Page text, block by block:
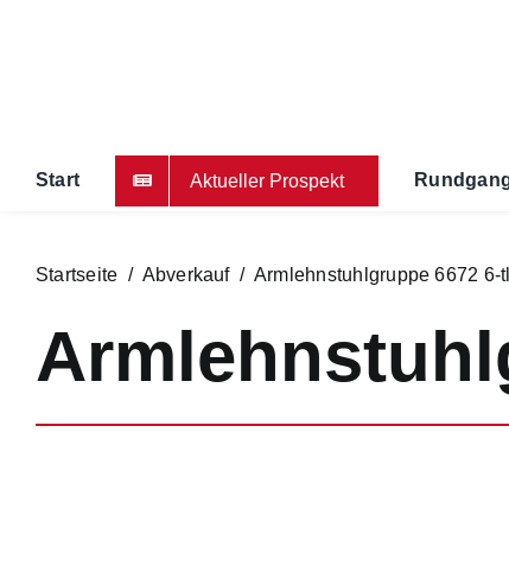
Start Aktueller Prospekt
Startseite / Abverkauf/ Armlehnstuhlgruppe 6672 6-